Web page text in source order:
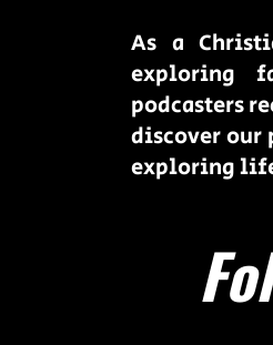
As a
exploring
podcasters
discover
exploring